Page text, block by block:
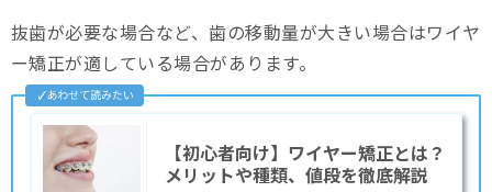
抜歯が必要な場合など、歯の移動量が大きい場合はワイヤ
ー矯正が適している場合があります。
【初心者向け】ワイヤー矯正とは？
メリットや種類、値段を徹底解説